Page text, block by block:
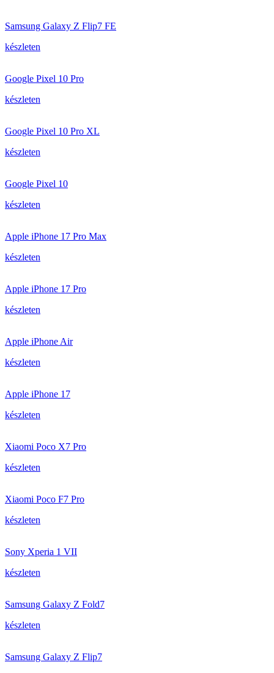
Samsung Galaxy Z Flip7 FE
készleten
Google Pixel 10 Pro
készleten
Google Pixel 10 Pro XL
készleten
Google Pixel 10
készleten
Apple iPhone 17 Pro Max
készleten
Apple iPhone 17 Pro
készleten
Apple iPhone Air
készleten
Apple iPhone 17
készleten
Xiaomi Poco X7 Pro
készleten
Xiaomi Poco F7 Pro
készleten
Sony Xperia 1 VII
készleten
Samsung Galaxy Z Fold7
készleten
Samsung Galaxy Z Flip7